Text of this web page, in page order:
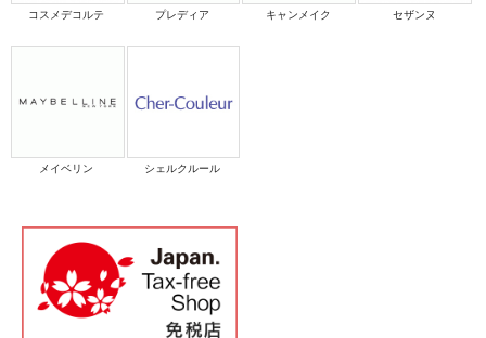
コスメデコルテ プレディア キャンメイク セザンヌ
メイベリン シェルクルール